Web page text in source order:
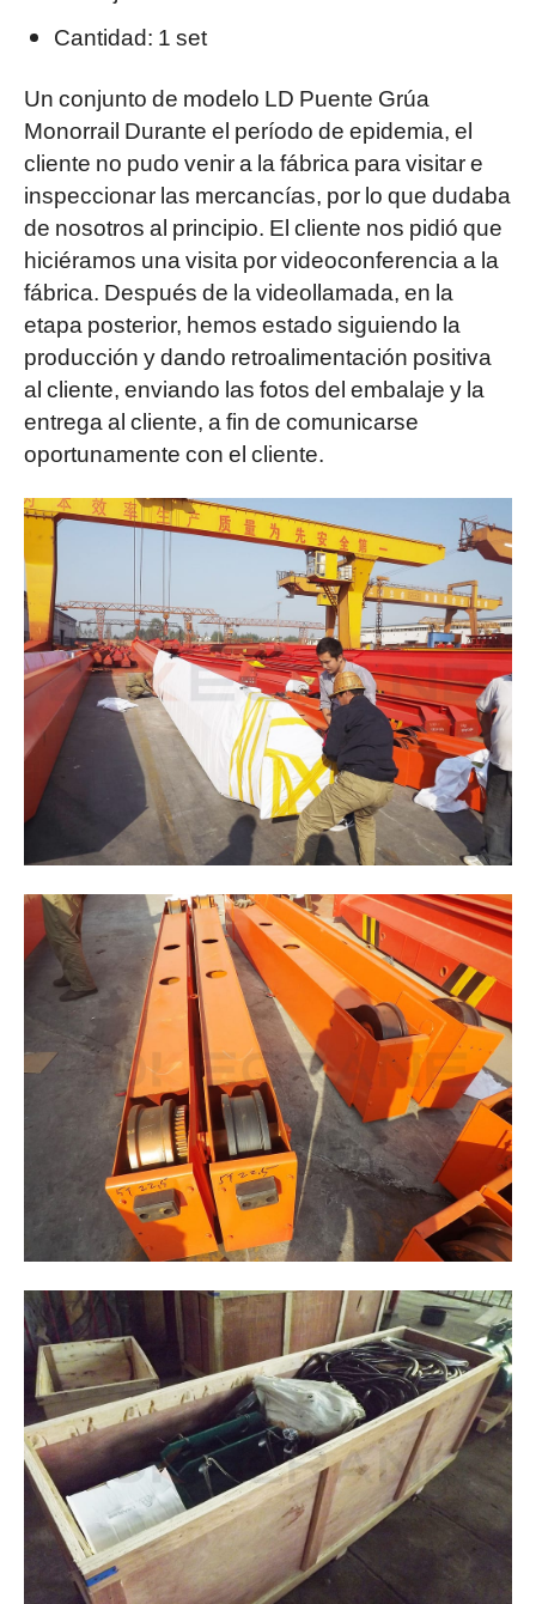
Cantidad: 1 set
Un conjunto de modelo LD Puente Grúa
Monorrail Durante el período de epidemia, el
cliente no pudo venir a la fábrica para visitar e
inspeccionar las mercancías, por lo que dudaba
de nosotros al principio. El cliente nos pidió que
hiciéramos una visita por videoconferencia a la
fábrica. Después de la videollamada, en la
etapa posterior, hemos estado siguiendo la
producción y dando retroalimentación positiva
al cliente, enviando las fotos del embalaje y la
entrega al cliente, a fin de comunicarse
oportunamente con el cliente.